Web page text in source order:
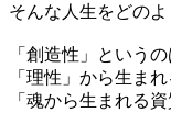
そんな人生をどの
「創造性」というの
「理性」から生ま
「魂から生まれる資